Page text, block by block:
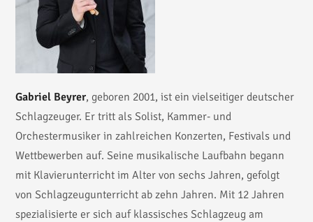
Gabriel Beyrer, geboren 2001, ist ein vielseitiger deutscher
Schlagzeuger. Er tritt als Solist, Kammer- und
Orchestermusiker in zahlreichen Konzerten, Festivals und
Wettbewerben auf. Seine musikalische Laufbahn begann
mit Klavierunterricht im Alter von sechs Jahren, gefolgt
von Schlagzeugunterricht ab zehn Jahren. Mit 12 Jahren
spezialisierte er sich auf klassisches Schlagzeug am